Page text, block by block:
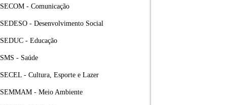
SECOM - Comunicação
SEDESO - Desenvolvimento Social
SEDUC - Educação
SMS - Saúde
SECEL - Cultura, Esporte e Lazer
SEMMAM - Meio Ambiente